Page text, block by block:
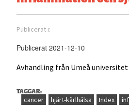
Publicerat i:
Publicerat 2021-12-10
Avhandling från Umeå universitet
TAGGAR:
cancer hjärt-kärlhälsa Index